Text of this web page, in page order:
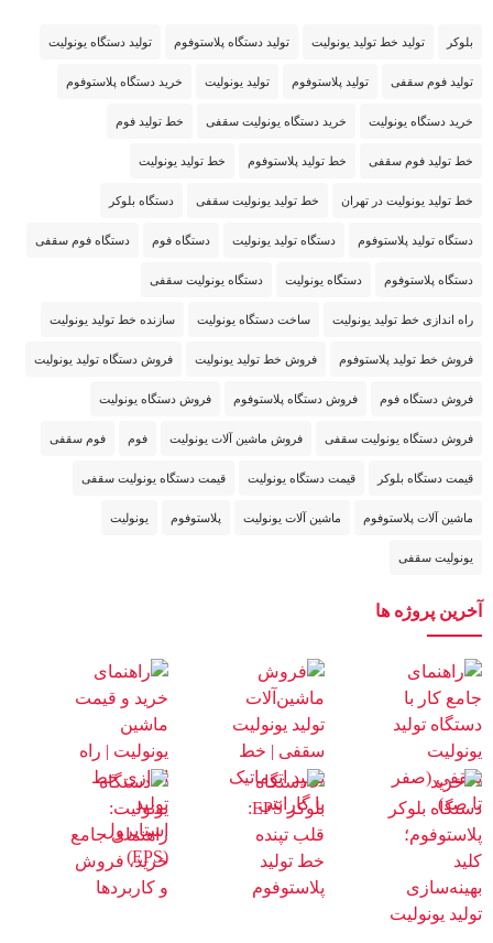
بلوکر تولید خط تولید یونولیت تولید دستگاه پلاستوفوم تولید دستگاه یونولیت
تولید فوم سقفی تولید پلاستوفوم تولید یونولیت خرید دستگاه پلاستوفوم
خرید دستگاه یونولیت خرید دستگاه یونولیت سقفی خط تولید فوم
خط تولید فوم سقفی خط تولید پلاستوفوم خط تولید یونولیت
خط تولید یونولیت در تهران خط تولید یونولیت سقفی دستگاه بلوکر
دستگاه تولید پلاستوفوم دستگاه تولید یونولیت دستگاه فوم دستگاه فوم سقفی
دستگاه پلاستوفوم دستگاه یونولیت دستگاه یونولیت سقفی
راه اندازی خط تولید یونولیت ساخت دستگاه یونولیت سازنده خط تولید یونولیت
فروش خط تولید پلاستوفوم فروش خط تولید یونولیت فروش دستگاه تولید یونولیت
فروش دستگاه فوم فروش دستگاه پلاستوفوم فروش دستگاه یونولیت
فروش دستگاه یونولیت سقفی فروش ماشین آلات یونولیت فوم فوم سقفی
قیمت دستگاه بلوکر قیمت دستگاه یونولیت قیمت دستگاه یونولیت سقفی
ماشین آلات پلاستوفوم ماشین آلات یونولیت پلاستوفوم یونولیت
یونولیت سقفی
آخرین پروژه ها